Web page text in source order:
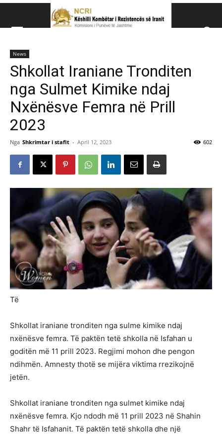
News
Shkollat Iraniane Tronditen
nga Sulmet Kimike ndaj
Nxënësve Femra në Prill
2023
Nga Shkrimtar i stafit - April 12, 2023 602
Të
Shkollat iraniane tronditen nga sulme kimike ndaj
nxënësve femra. Të paktën tetë shkolla në Isfahan u
goditën më 11 prill 2023. Regjimi mohon dhe pengon
ndihmën. Amnesty thotë se mijëra viktima rrezikojnë
jetën.
Shkollat iraniane tronditen nga sulmet kimike ndaj
nxënësve femra. Kjo ndodh më 11 prill 2023 në Shahin
Shahr të Isfahanit. Të paktën tetë shkolla dhe një